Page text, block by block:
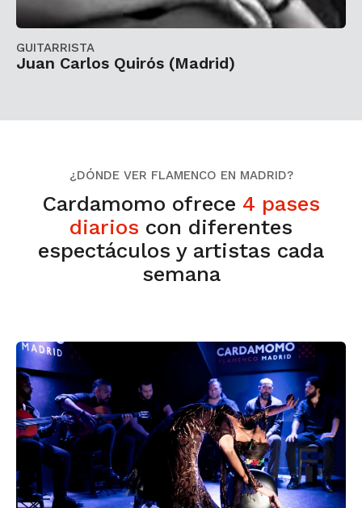
GUITARRISTA
Juan Carlos Quirós (Madrid)
¿DÓNDE VER FLAMENCO EN MADRID?
Cardamomo ofrece 4 pases
diarios con diferentes
espectáculos y artistas cada
semana